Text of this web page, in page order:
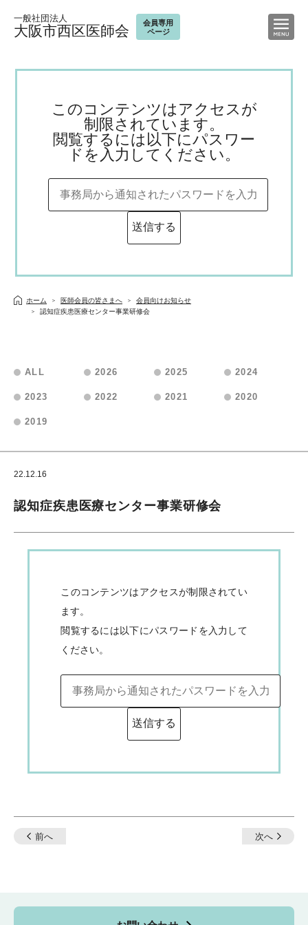
一般社団法人
大阪市西区医師会
会員専用
ページ
このコンテンツはアクセスが
制限されています。
閲覧するには以下にパスワー
ドを入力してください。
ホーム 医師会員の皆さまへ
会員向けお知らせ
認知症疾患医療センター事業研修会
ALL 2026 2025 2024
2023 2022 2021 2020
2019
22.12.16
認知症疾患医療センター事業研修会
このコンテンツはアクセスが制限されてい
ます。
閲覧するには以下にパスワードを入力して
ください。
ョ
前へ 次へ